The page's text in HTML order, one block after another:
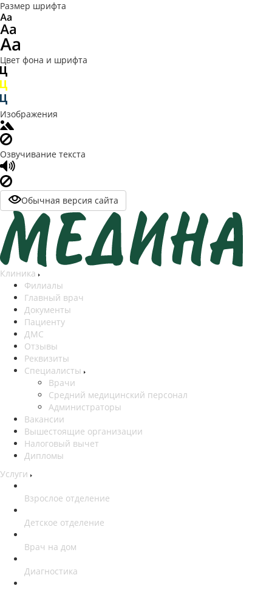
Размер шрифта
Цвет фона и шрифта
Изображения
Озвучивание текста
Обычная версия сайта
Клиника
Филиалы
Главный врач
Документы
Пациенту
ДМС
Отзывы
Реквизиты
Специалисты
Врачи
Средний медицинский персонал
Администраторы
Вакансии
Вышестоящие организации
Налоговый вычет
Дипломы
Услуги
Взрослое отделение
Детское отделение
Врач на дом
Диагностика